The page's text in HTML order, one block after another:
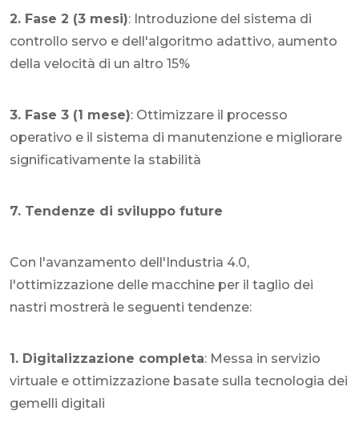
2. Fase 2 (3 mesi): Introduzione del sistema di
controllo servo e dell'algoritmo adattivo, aumento
della velocità di un altro 15%
3. Fase 3 (1 mese): Ottimizzare il processo
operativo e il sistema di manutenzione e migliorare
significativamente la stabilità
7. Tendenze di sviluppo future
Con l'avanzamento dell'Industria 4.0,
l'ottimizzazione delle macchine per il taglio dei
nastri mostrerà le seguenti tendenze:
1. Digitalizzazione completa: Messa in servizio
virtuale e ottimizzazione basate sulla tecnologia dei
gemelli digitali